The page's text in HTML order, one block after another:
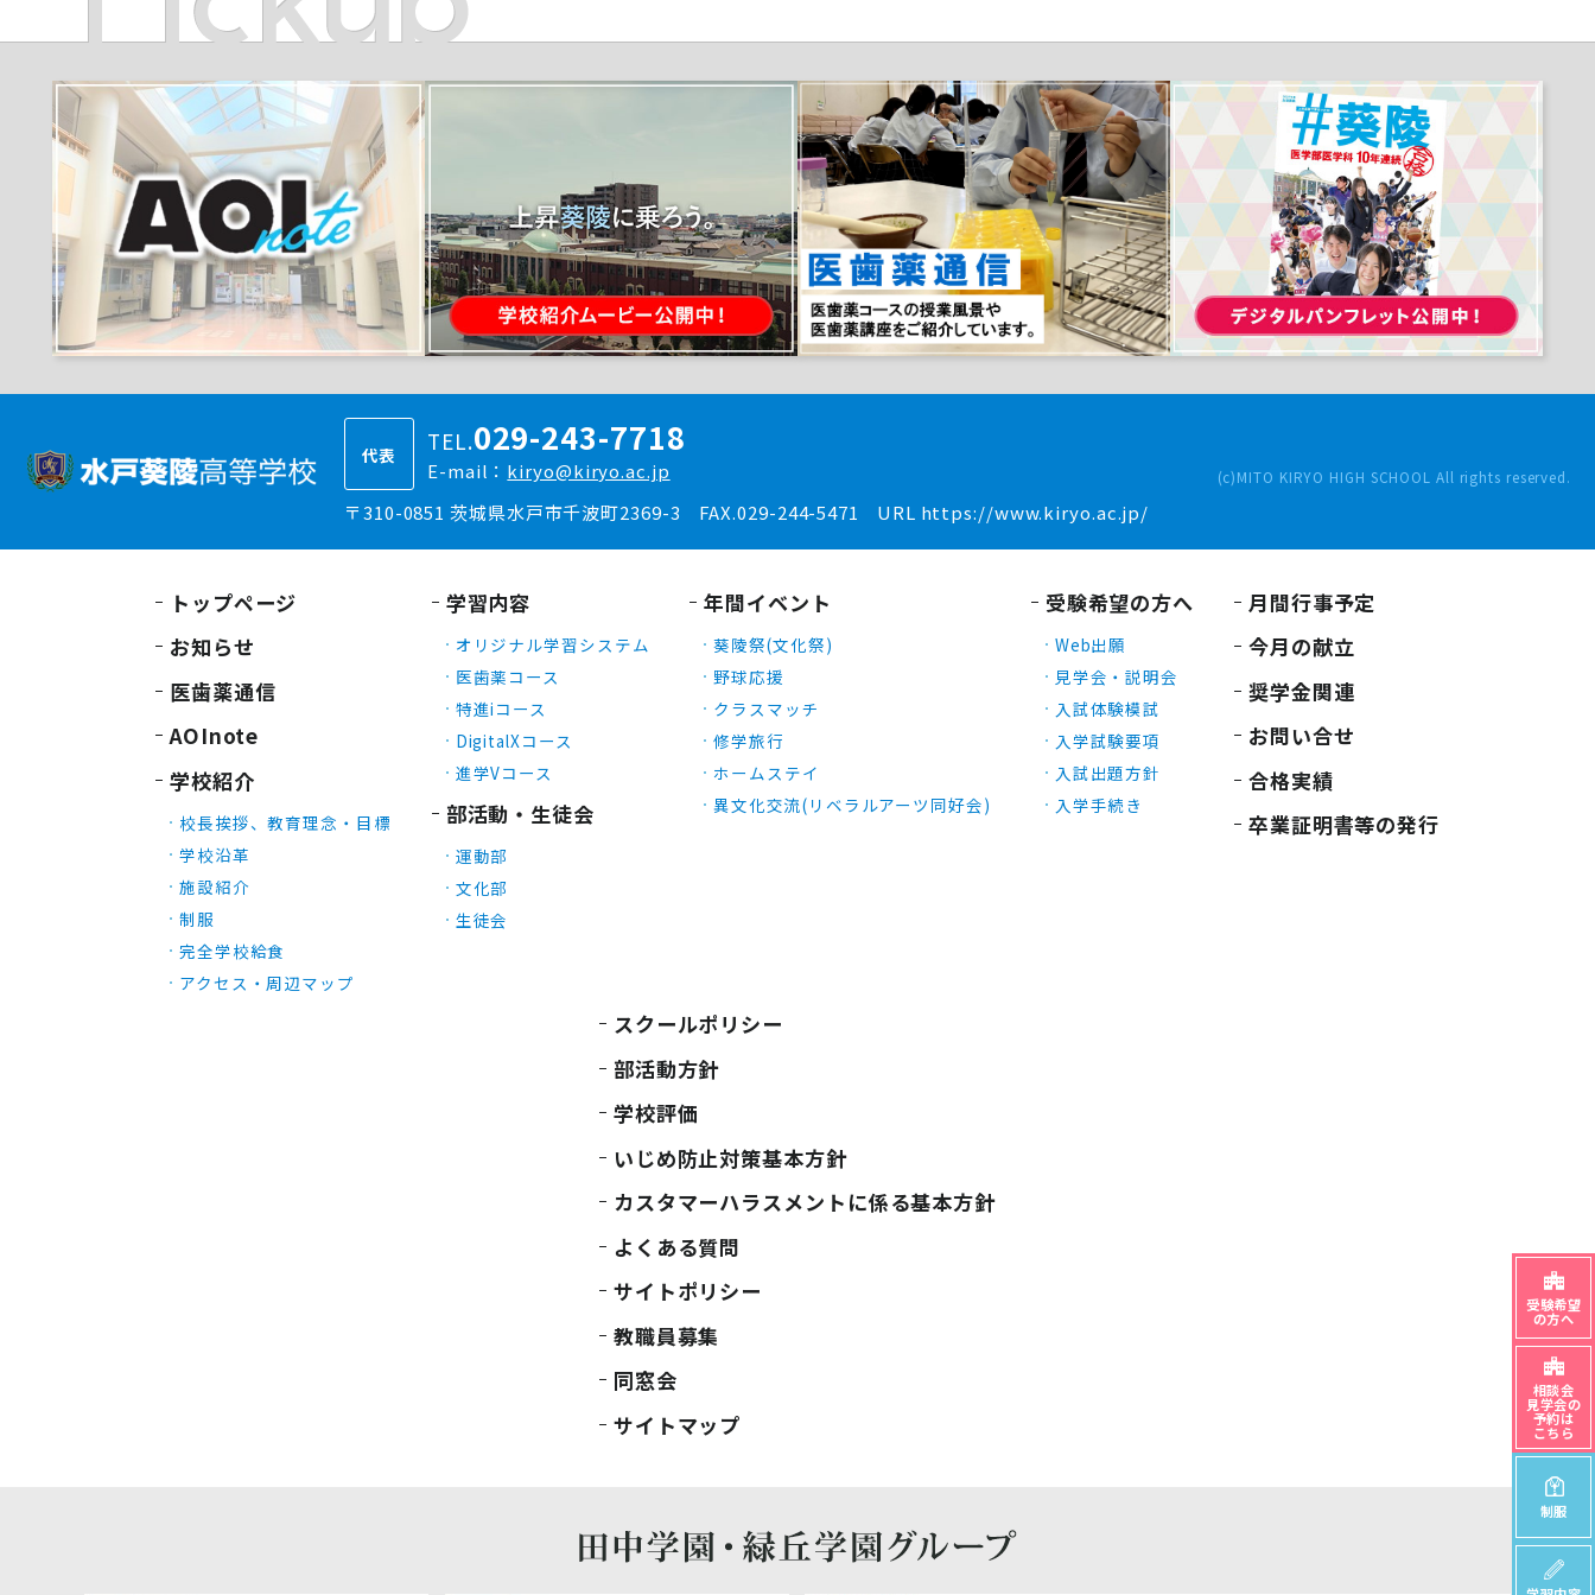
代表 TEL.029-243-7718
E-mail： kiryo@kiryo.ac.jp
〒310-0851 茨城県水戸市千波町2369-3
FAX.029-244-5471 URL https://www.kiryo.ac.jp/
(c)MITO KIRYO HIGH SCHOOL All rights reserved.
トップページ
お知らせ
医歯薬通信
AOInote
学校紹介
校長挨拶、教育理念・目標
学校沿革
施設紹介
制服
完全学校給食
アクセス・周辺マップ
学習内容
オリジナル学習システム
医歯薬コース
特進iコース
DigitalXコース
進学Vコース
部活動・生徒会
運動部
文化部
生徒会
年間イベント
葵陵祭(文化祭)
野球応援
クラスマッチ
修学旅行
ホームステイ
異文化交流(リベラルアーツ同好会)
受験希望の方へ
Web出願
見学会・説明会
入試体験模試
入学試験要項
入試出題方針
入学手続き
月間行事予定
今月の献立
奨学金関連
お問い合せ
合格実績
卒業証明書等の発行
スクールポリシー
部活動方針
学校評価
いじめ防止対策基本方針
カスタマーハラスメントに係る基本方針
よくある質問
サイトポリシー
教職員募集
同窓会
サイトマップ
受験希望
の方へ
相談会
見学会の
予約は
こちら
制服